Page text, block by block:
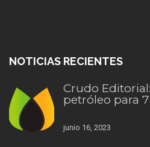
NOTICIAS RECIENTES
Crudo
petróleo para
junio 16, 2023